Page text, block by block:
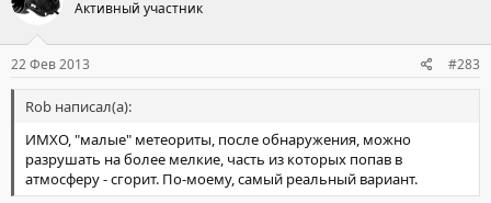
Активный участник
22 Фев 2013 #283
Rob написал(а):
ИМХО, "малые" метеориты, после обнаружения, можно
разрушать на более мелкие, часть из которых попав в
атмосферу - сгорит. По-моему, самый реальный вариант.